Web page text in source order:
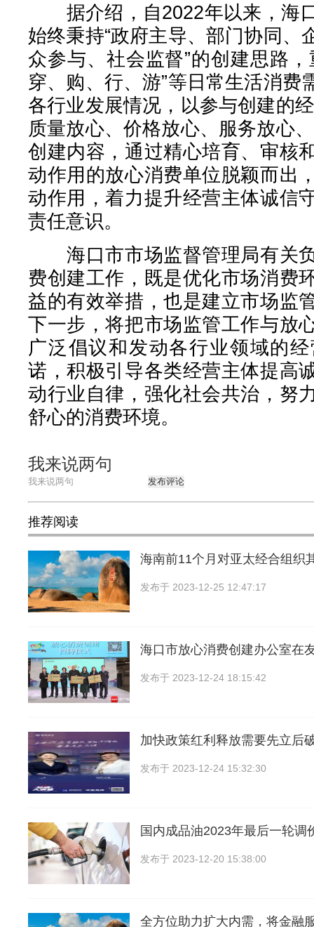
据介绍，自2022年以来，海
始终秉持“政府主导、部门协同、
众参与、社会监督”的创建思路
穿、购、行、游”等日常生活消费
各行业发展情况，以参与创建的
质量放心、价格放心、服务放心
创建内容，通过精心培育、审核
动作用的放心消费单位脱颖而出
动作用，着力提升经营主体诚信
责任意识。
海口市市场监督管理局有关
费创建工作，既是优化市场消费
益的有效举措，也是建立市场监
下一步，将把市场监管工作与放
广泛倡议和发动各行业领域的
诺，积极引导各类经营主体提高
动行业自律，强化社会共治，努
舒心的消费环境。
我来说两句
发布评论
推荐阅读
海南前11个月对亚太经合组织
发布于 2023-12-25 12:47:17
海口市放心消费创建办公室在
发布于 2023-12-24 18:15:42
加快政策红利释放需要先立后
发布于 2023-12-24 15:32:30
国内成品油2023年最后一轮调
发布于 2023-12-20 15:38:00
全方位助力扩大内需，将金融